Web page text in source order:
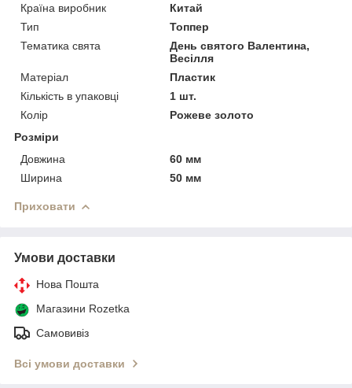
Країна виробник
Китай
Тип
Топпер
Тематика свята
День святого Валентина,
Весілля
Матеріал
Пластик
Кількість в упаковці
1 шт.
Колір
Рожеве золото
Розміри
Довжина
60 мм
Ширина
50 мм
Приховати
Умови доставки
Нова Пошта
Магазини Rozetka
Самовивіз
Всі умови доставки